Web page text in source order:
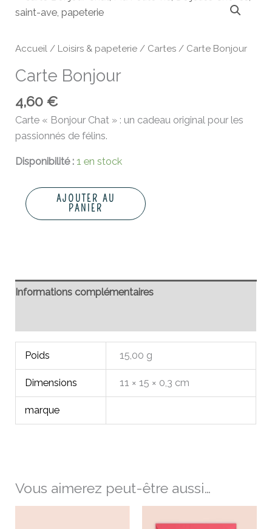
Accueil / Loisirs & papeterie / Cartes / Carte Bonjour
Carte Bonjour
4,60€
Carte « Bonjour Chat » : un cadeau original pour les
passionnés de félins.
Disponibilité : 1 en stock
de
Bonjour
AJOUTER AU
PANIER
Informations complémentaires
Poids 15,00 g
Dimensions 11 × 15 × 0,3 cm
marque
Vous aimerez peut-être aussi…